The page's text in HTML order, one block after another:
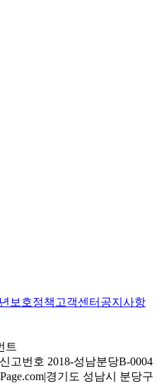
보호정책 고객센터 공지사항
트
고번호 2018-성남분당B-0004
|경기도 성남시 분당구